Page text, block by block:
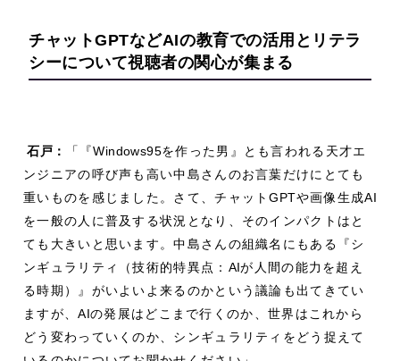
チャットGPTなどAIの教育での活用と リテラ
シーについて視聴者の関心が集まる
石戸： 「『Windows95を作った男』とも言われる天才エ
ンジニアの呼び声も高い中島さんのお言葉だけにとても
重いものを感じました。さて、チャットGPTや画像生成AI
を一般の人に普及する状況となり、そのインパクトはと
ても大きいと思います。中島さんの組織名にもある『シ
ンギュラリティ（技術的特異点： AIが人間の能力を超え
る時期）』がいよいよ来るのかという議論も出てきてい
ますが、AIの発展はどこまで行くのか、世界はこれから
どう変わっていくのか、シンギュラリティをどう捉えて